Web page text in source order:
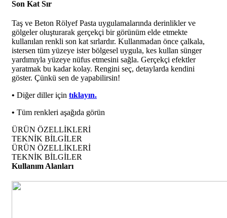
Son Kat Sır
Taş ve Beton Rölyef Pasta uygulamalarında derinlikler ve
gölgeler oluşturarak gerçekçi bir görünüm elde etmekte
kullanılan renkli son kat sırlardır. Kullanmadan önce çalkala,
istersen tüm yüzeye ister bölgesel uygula, kes kullan sünger
yardımıyla yüzeye nüfus etmesini sağla. Gerçekçi efektler
yaratmak bu kadar kolay. Rengini seç, detaylarda kendini
göster. Çünkü sen de yapabilirsin!
• Diğer diller için tıklayın.
• Tüm renkleri aşağıda görün
ÜRÜN ÖZELLİKLERİ
TEKNİK BİLGİLER
ÜRÜN ÖZELLİKLERİ
TEKNİK BİLGİLER
Kullanım Alanları